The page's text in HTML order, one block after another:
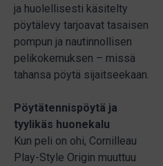
ja huolellisesti käsitelty
pöytälevy tarjoavat tasaisen
pompun ja nautinnollisen
pelikokemuksen – missä
tahansa pöytä sijaitseekaan.
Pöytätennispöytä ja
tyylikäs huonekalu
Kun peli on ohi, Cornilleau
Play-Style Origin muuttuu